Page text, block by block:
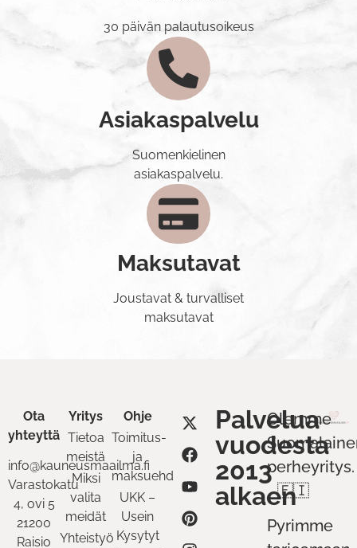
30 päivän palautusoikeus
Asiakaspalvelu
Suomenkielinen
asiakaspalvelu.
Maksutavat
Joustavat & turvalliset
maksutavat
Ota
yhteyttä
info@kauneusmaailma.fi
Varastokatu
4, ovi 5
21200
Raisio
Yritys
Tietoa
meistä
Miksi
valita
meidät
Yhteistyö
Ohje
Toimitus-
ja
maksuehdot
UKK –
Usein
Kysytyt
Palvelua
vuodesta
2013
alkaen
Olemme
perheyritys.
🇫🇮
Pyrimme